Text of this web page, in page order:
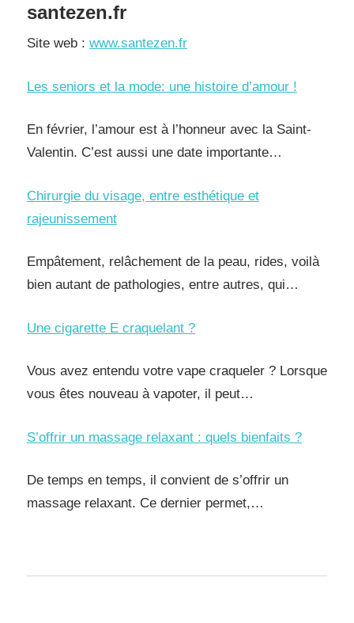
santezen.fr
Site web : www.santezen.fr
Les seniors et la mode: une histoire d’amour !
En février, l’amour est à l’honneur avec la Saint-
Valentin. C’est aussi une date importante…
Chirurgie du visage, entre esthétique et
rajeunissement
Empâtement, relâchement de la peau, rides, voilà
bien autant de pathologies, entre autres, qui…
Une cigarette E craquelant ?
Vous avez entendu votre vape craqueler ? Lorsque
vous êtes nouveau à vapoter, il peut…
S’offrir un massage relaxant : quels bienfaits ?
De temps en temps, il convient de s’offrir un
massage relaxant. Ce dernier permet,…